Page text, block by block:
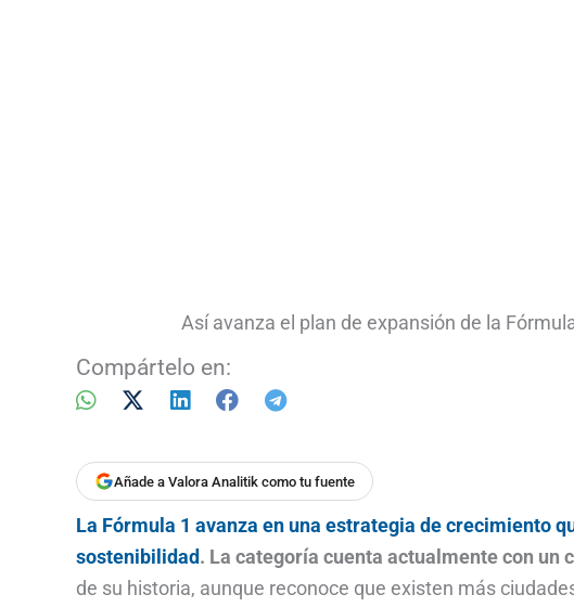
Así avanza el plan de expansión de la
Compártelo en:
Añade a Valora Analitik como tu fuente
La Fórmula 1 avanza en una estrategia de crecimiento
sostenibilidad. La categoría cuenta actualmente con un
de su historia, aunque reconoce que existen más